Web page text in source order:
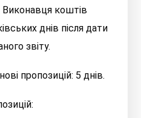
Виконавця коштів
днів після дати
звіту.
пропозицій: 5 днів.